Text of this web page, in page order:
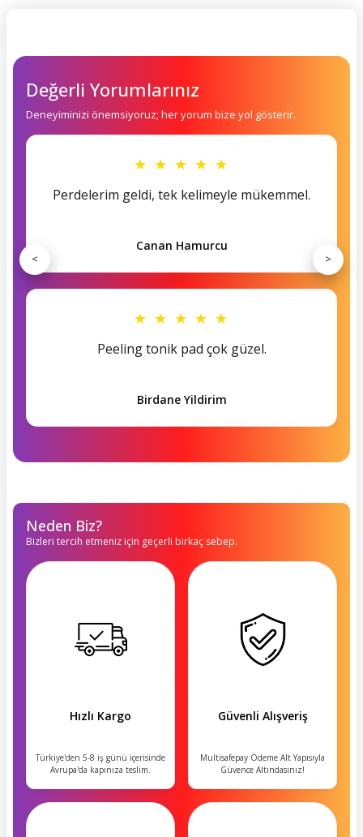
Değerli Yorumlarınız
Deneyiminizi önemsiyoruz; her yorum bize yol gösterir.
★ ★ ★ ★ ★
Perdelerim geldi, tek kelimeyle mükemmel.
Canan Hamurcu
★ ★ ★ ★ ★
Peeling tonik pad çok güzel.
Birdane Yildirim
< >
Neden Biz?
Bizleri tercih etmeniz için geçerli birkaç sebep.
Hızlı Kargo
Türkiye'den 5-8 iş günü içerisinde
Avrupa'da kapınıza teslim.
Güvenli Alışveriş
Multisafepay Ödeme Alt Yapısıyla
Güvence Altındasınız!